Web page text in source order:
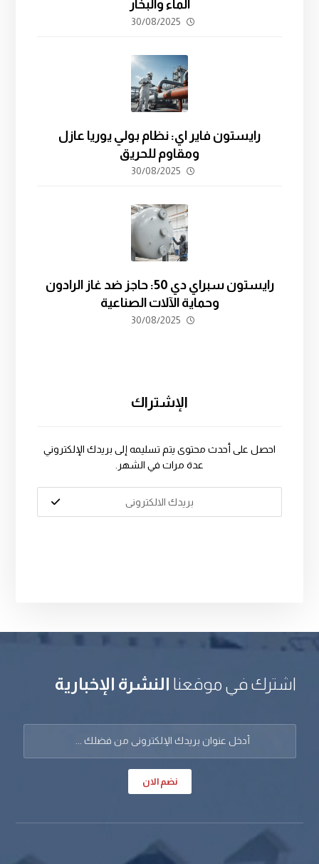
الماء والبخار
30/08/2025
رايستون فاير اي: نظام بولي يوريا عازل
ومقاوم للحريق
30/08/2025
رايستون سبراي دي 50: حاجز ضد غاز الرادون
وحماية الآلات الصناعية
30/08/2025
الإشتراك
احصل على أحدث محتوى يتم تسليمه إلى بريدك الإلكتروني
عدة مرات في الشهر.
اشترك في موقعنا النشرة الإخبارية
نضم الان